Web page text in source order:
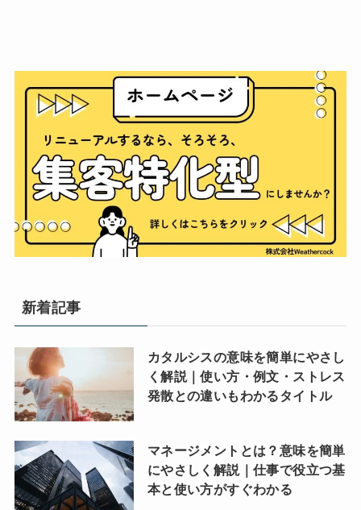
新着記事
カタルシスの意味を簡単にやさし
く解説｜使い方・例文・ストレス
発散との違いもわかるタイトル
マネージメントとは？意味を簡単
にやさしく解説｜仕事で役立つ基
本と使い方がすぐわかる